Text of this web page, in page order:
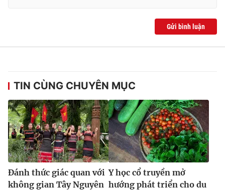
® Cấm sao chép dưới mọi hình thức nếu không có sự chấp
thuận bằng văn bản. Ghi rõ nguồn VTV.vn khi phát hành lại
thông tin từ website này.
Gửi bình luận
TIN CÙNG CHUYÊN MỤC
Đánh thức giác quan với
không gian Tây Nguyên
Y học cổ truyền mở
hướng phát triển cho du